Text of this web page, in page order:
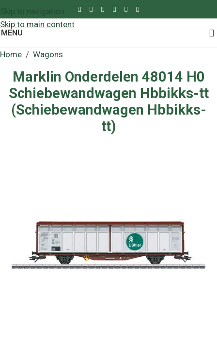
Skip to navigation
Skip to main content
MENU
Home / Wagons
Marklin Onderdelen 48014 H0
Schiebewandwagen Hbbikks-tt
(Schiebewandwagen Hbbikks-
tt)